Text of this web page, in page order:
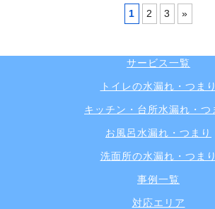
1 2 3 »
サービス一覧
トイレの水漏れ・つまり
キッチン・台所水漏れ・つ
お風呂水漏れ・つまり
洗面所の水漏れ・つまり
事例一覧
対応エリア